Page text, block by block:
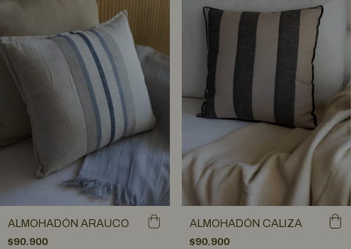
ALMOHADÓN ARAUCO
$90.900
ALMOHADÓN CALIZA
$90.900